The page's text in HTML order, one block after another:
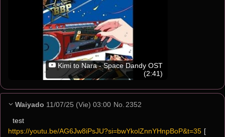
Kimi to Nara - Space Dandy OST
(2:41)
Waiyado 11/07/25 (Vie) 03:00 No. 2352
test
https://youtu.be/AG6Jw8iPsJU?si=bwYkolZnnYHnpBoP&t=35